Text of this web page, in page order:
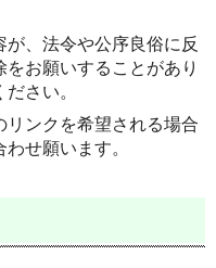
、法令や公序良俗に反
お願いすることがあり
さい。
リンクを希望される場合
せ願います。